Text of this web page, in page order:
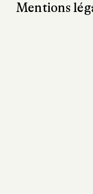
Mentions